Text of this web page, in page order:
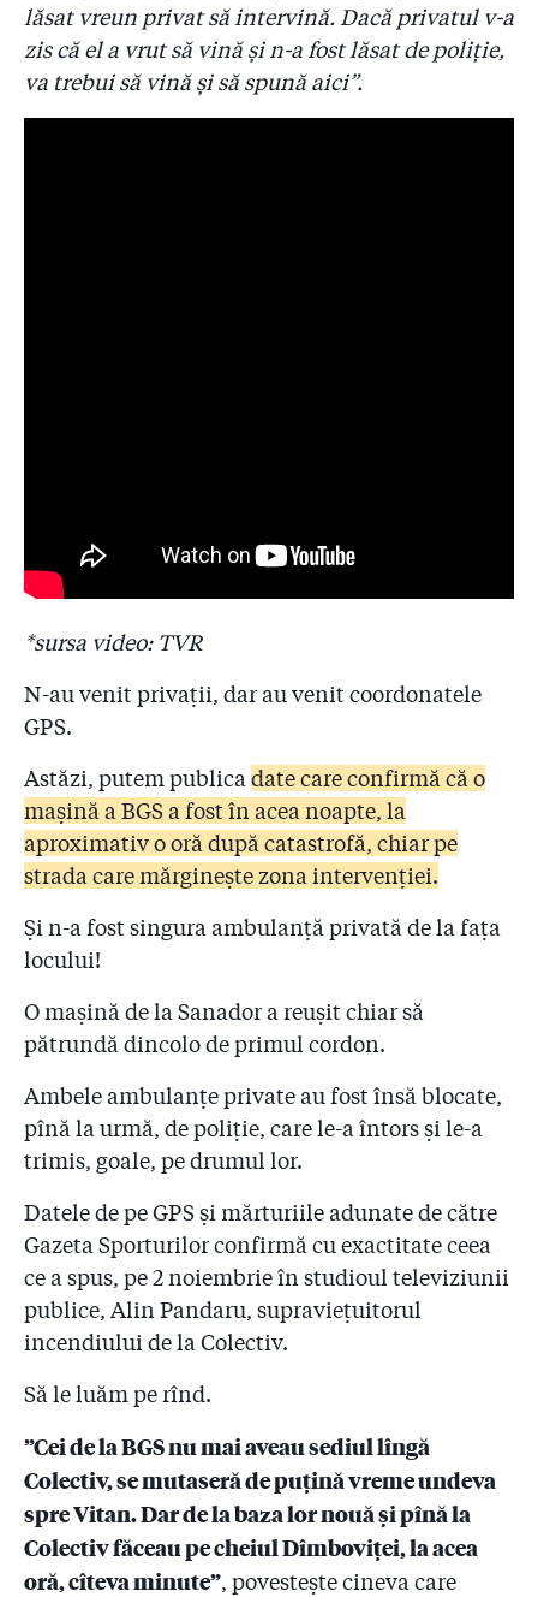
lăsat vreun privat să intervină. Dacă privatul v-a
zis că el a vrut să vină și n-a fost lăsat de poliție,
va trebui să vină și să spună aici”.
*sursa video: TVR
N-au venit privații, dar au venit coordonatele
GPS.
Astăzi, putem publicadate care confirmă că o
mașină a BGS a fost în acea noapte, la
aproximativ o oră după catastrofă, chiar pe
strada care mărginește zona intervenției.
Și n-a fost singura ambulanță privată de la fața
locului!
O mașină de la Sanador a reușit chiar să
pătrundă dincolo de primul cordon.
Ambele ambulanțe private au fost însă blocate,
pînă la urmă, de poliție, care le-a întors și le-a
trimis, goale, pe drumul lor.
Datele de pe GPS și mărturiile adunate de către
Gazeta Sporturilor confirmă cu exactitate ceea
ce a spus, pe 2 noiembrie în studioul televiziunii
publice, Alin Pandaru, supraviețuitorul
incendiului de la Colectiv.
Să le luăm pe rînd.
”Cei de la BGS nu mai aveau sediul lîngă
Colectiv, se mutaseră de puțină vreme undeva
spre Vitan. Dar de la baza lor nouă și pînă la
Colectiv făceau pe cheiul Dîmboviței, la acea
oră, cîteva minute”, povestește cineva care